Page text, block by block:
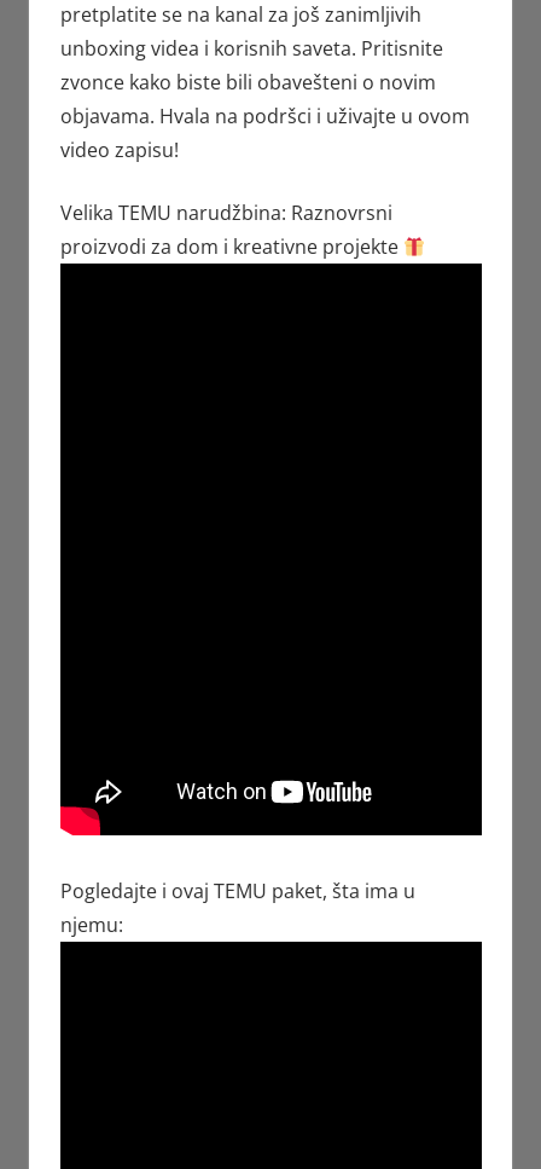
pretplatite se na kanal za još zanimljivih
unboxing videa i korisnih saveta. Pritisnite
zvonce kako biste bili obavešteni o novim
objavama. Hvala na podršci i uživajte u ovom
video zapisu!
Velika TEMU narudžbina: Raznovrsni
proizvodi za dom i kreativne projekte
Pogledajte i ovaj TEMU paket, šta ima u
njemu: